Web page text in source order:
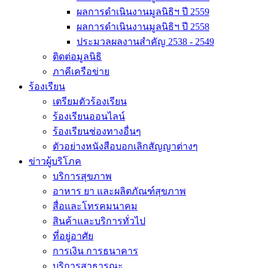
ผลการดำเนินงานมูลนิธิฯ ปี 2559
ผลการดำเนินงานมูลนิธิฯ ปี 2558
ประมวลผลงานสำคัญ 2538 - 2549
ติดต่อมูลนิธิ
ภาคีเครือข่าย
ร้องเรียน
เตรียมตัวร้องเรียน
ร้องเรียนออนไลน์
ร้องเรียนช่องทางอื่นๆ
ตัวอย่างหนังสือบอกเลิกสัญญาต่างๆ
ข่าวผู้บริโภค
บริการสุขภาพ
อาหาร ยา และผลิตภัณฑ์สุขภาพ
สื่อและโทรคมนาคม
สินค้าและบริการทั่วไป
ที่อยู่อาศัย
การเงิน การธนาคาร
บริการสาธารณะ